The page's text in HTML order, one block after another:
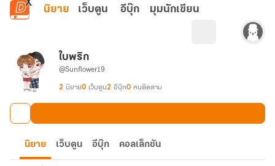
ข้ามไปยังเนื้อหาหลัก
นิยาย เว็บตูน อีบุ๊ก มุมนักเขียน
ใบพริก
@Sunflower19
2 นิยาย0 เว็บตูน2 อีบุ๊ก0 คนติดตาม
นิยาย เว็บตูน อีบุ๊ก คอลเล็กชัน